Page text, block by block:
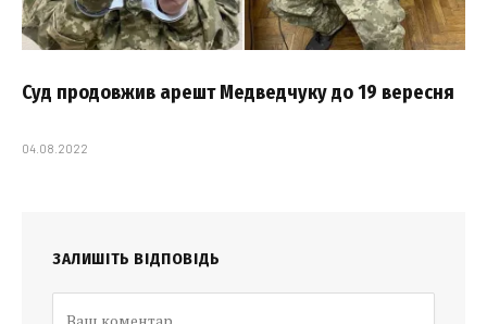
Суд продовжив арешт Медведчуку до 19 вересня
04.08.2022
ЗАЛИШІТЬ ВІДПОВІДЬ